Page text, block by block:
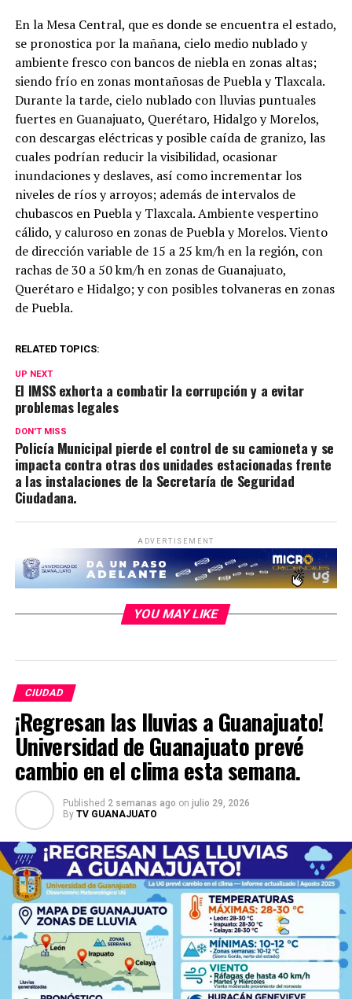
En la Mesa Central, que es donde se encuentra el estado,
se pronostica por la mañana, cielo medio nublado y
ambiente fresco con bancos de niebla en zonas altas;
siendo frío en zonas montañosas de Puebla y Tlaxcala.
Durante la tarde, cielo nublado con lluvias puntuales
fuertes en Guanajuato, Querétaro, Hidalgo y Morelos,
con descargas eléctricas y posible caída de granizo, las
cuales podrían reducir la visibilidad, ocasionar
inundaciones y deslaves, así como incrementar los
niveles de ríos y arroyos; además de intervalos de
chubascos en Puebla y Tlaxcala. Ambiente vespertino
cálido, y caluroso en zonas de Puebla y Morelos. Viento
de dirección variable de 15 a 25 km/h en la región, con
rachas de 30 a 50 km/h en zonas de Guanajuato,
Querétaro e Hidalgo; y con posibles tolvaneras en zonas
de Puebla.
RELATED TOPICS:
UP NEXT
El IMSS exhorta a combatir la corrupción y a evitar
problemas legales
DON'T MISS
Policía Municipal pierde el control de su camioneta y se
impacta contra otras dos unidades estacionadas frente
a las instalaciones de la Secretaría de Seguridad
Ciudadana.
ADVERTISEMENT
YOU MAY LIKE
CIUDAD
¡Regresan las lluvias a Guanajuato!
Universidad de Guanajuato prevé
cambio en el clima esta semana.
Published 2 semanas ago on julio 29, 2026
By TV GUANAJUATO